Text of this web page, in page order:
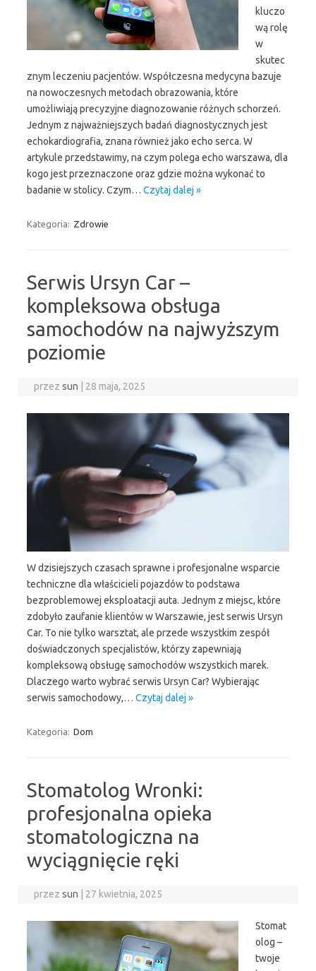
kluczo
wą rolę
w
skutec
znym leczeniu pacjentów. Współczesna medycyna bazuje
na nowoczesnych metodach obrazowania, które
umożliwiają precyzyjne diagnozowanie różnych schorzeń.
Jednym z najważniejszych badań diagnostycznych jest
echokardiografia, znana również jako echo serca. W
artykule przedstawimy, na czym polega echo warszawa, dla
kogo jest przeznaczone oraz gdzie można wykonać to
badanie w stolicy. Czym… Czytaj dalej »
Kategoria: Zdrowie
Serwis Ursyn Car –
kompleksowa obsługa
samochodów na najwyższym
poziomie
przezsun 28 maja, 2025
W dzisiejszych czasach sprawne i profesjonalne wsparcie
techniczne dla właścicieli pojazdów to podstawa
bezproblemowej eksploatacji auta. Jednym z miejsc, które
zdobyło zaufanie klientów w Warszawie, jest serwis Ursyn
Car. To nie tylko warsztat, ale przede wszystkim zespół
doświadczonych specjalistów, którzy zapewniają
kompleksową obsługę samochodów wszystkich marek.
Dlaczego warto wybrać serwis Ursyn Car? Wybierając
serwis samochodowy,… Czytaj dalej »
Kategoria: Dom
Stomatolog Wronki:
profesjonalna opieka
stomatologiczna na
wyciągnięcie ręki
przezsun | 27 kwietnia, 2025
Stomat
olog –
twoje